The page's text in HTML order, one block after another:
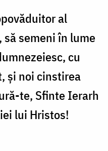
al
semeni în lume
cu
şi noi cinstirea
te, Sfinte Ierarh
lui Hristos!